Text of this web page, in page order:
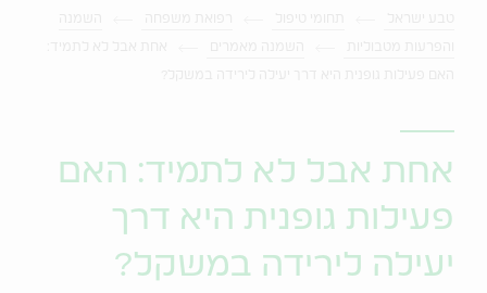
אחת אבל לא לתמיד: האם
פעילות גופנית היא דרך
יעילה לירידה במשקל?